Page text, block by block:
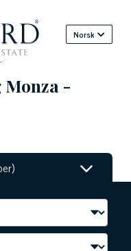
Norsk
-